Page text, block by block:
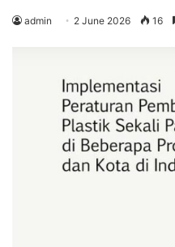
admin 2 June 2026 16